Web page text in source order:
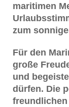
maritimen
zum
Für den
große
und
dürfen. Die
freundlichen